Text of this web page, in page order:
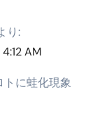
り:
AM
トに蛙化現象